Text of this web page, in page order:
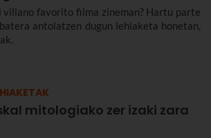
villano favorito filma zineman? Hartu parte
antolatzen dugun lehiaketa honetan,
mitologiako zer izaki zara